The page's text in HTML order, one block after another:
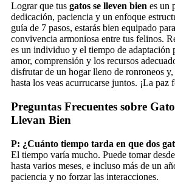
Lograr que tus gatos se lleven bien es un
dedicación, paciencia y un enfoque
guía de 7 pasos, estarás bien equipado
convivencia armoniosa entre tus felinos.
es un individuo y el tiempo de adaptación
amor, comprensión y los recursos
disfrutar de un hogar lleno de ronroneos
hasta los veas acurrucarse juntos. ¡La paz
Preguntas Frecuentes sobre
Llevan Bien
P: ¿Cuánto tiempo tarda en que dos
El tiempo varía mucho. Puede tomar
hasta varios meses, e incluso más de un
paciencia y no forzar las interacciones.